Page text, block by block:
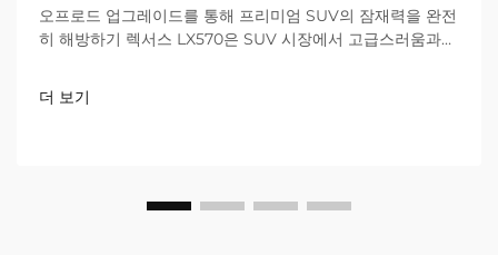
오프로드 업그레이드를 통해 프리미엄 SUV의 잠재력을 완전
히 해방하기 렉서스 LX570은 SUV 시장에서 고급스러움과
이 공장 사양을 넘어서는 차량 개선을 원하고 있습니다. 오프
로드...
더 보기